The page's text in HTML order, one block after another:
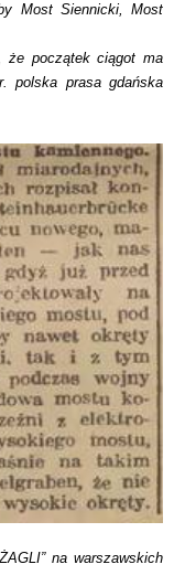
Most Siennicki, Most
że początek ciągot ma
polska prasa gdańska
na warszawskich